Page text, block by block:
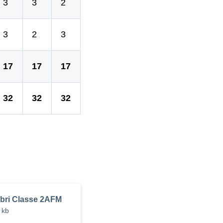
3 3 2
3 2 3
17 17 17
32 32 32
Classe 2AFM
kb